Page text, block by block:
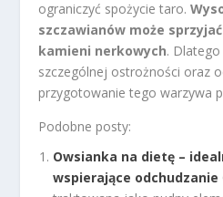
ograniczyć spożycie taro.
szczawianów może
kamieni nerkowych.
szczególnej ostrożności oraz
przygotowanie tego warzywa
Podobne posty:
Owsianka na dietę –
wspierające odchudzanie